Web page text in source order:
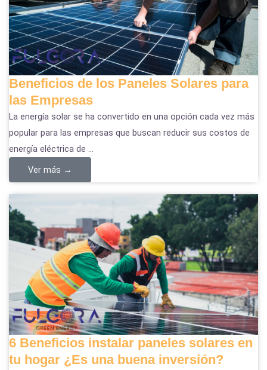
Beneficios de los Paneles Solares para
las Empresas
La energía solar se ha convertido en una opción cada vez más
popular para las empresas que buscan reducir sus costos de
energía eléctrica de ...
Ver más →
6 Beneficios instalar paneles solares en
tu hogar ¿Es una buena inversión?